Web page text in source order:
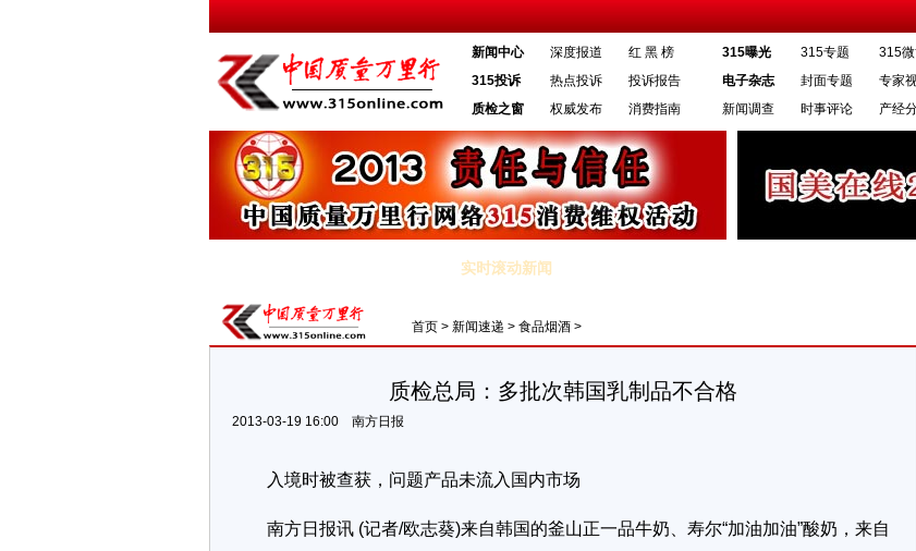
新闻中心 深度报道
红 黑 榜
315投诉
热点投诉
投诉报告
质检之窗
权威发布 消费指南
315曝光 315专题
315
电子杂志
封面专题
专家
新闻调查
时事评论 产经
实时滚动新闻
·浙江工商局：手机不合格率达75% 存在爆炸隐患 ·质检总局：多批次韩国乳制品不合格 ·去年汽车行业8成投诉在
首页 > 新闻速递 > 食品烟酒 >
质检总局：多批次韩国乳制品不合格
2013-03-19 16:00 南方日报
入境时被查获，问题产品未流入国内市场
南方日报讯 (记者/欧志葵)来自韩国的釜山正一品牛奶、寿尔“加油加油”酸奶，来自